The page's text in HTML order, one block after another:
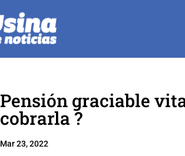
Pensión graciable
cobrarla ?
Mar 23, 2022